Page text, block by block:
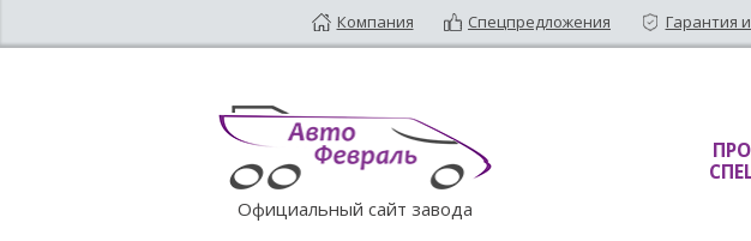
Компания Спецпредложения Гарантия
Официальный сайт завода